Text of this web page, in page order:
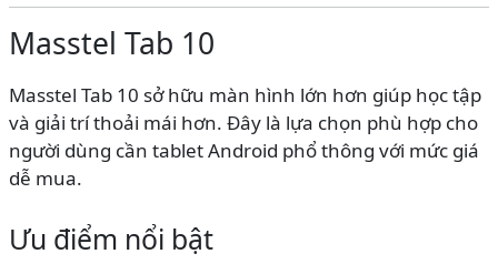
Masstel Tab 10
Masstel Tab 10 sở hữu màn hình lớn hơn giúp học tập
và giải trí thoải mái hơn. Đây là lựa chọn phù hợp cho
người dùng cần tablet Android phổ thông với mức giá
dễ mua.
Ưu điểm nổi bật